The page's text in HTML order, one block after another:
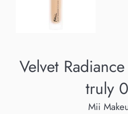
Velvet
truly
Mii